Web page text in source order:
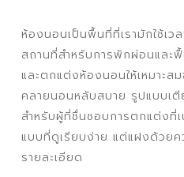
was:
ห้องนอนเป็นพื้นที่ที่เรามักใช้เว
สถานที่สำหรับการพักผ่อนแล
และตกแต่งห้องนอนให้เหมาะส
คลายนอนหลับสบาย รูปแบบเตี
สำหรับผู้ที่ชื่นชอบการตกแต่งที่
แบบที่ดูเรียบง่าย แต่แฝงด้วยค
รายละเอียด